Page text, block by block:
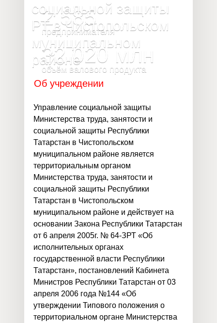
2 585
предпринимателя
32 020млн
объём валового продукта
социальной защиты
РТ в Чистопольском
муниципальном
районе
Об учреждении
Управление социальной защиты
Министерства труда, занятости и
социальной защиты Республики
Татарстан в Чистопольском
муниципальном районе является
территориальным органом
Министерства труда, занятости и
социальной защиты Республики
Татарстан в Чистопольском
муниципальном районе и действует на
основании Закона Республики Татарстан
от 6 апреля 2005г. № 64-ЗРТ «Об
исполнительных органах
государственной власти Республики
Татарстан», постановлений Кабинета
Министров Республики Татарстан от 03
апреля 2006 года №144 «Об
утверждении Типового положения о
территориальном органе Министерства